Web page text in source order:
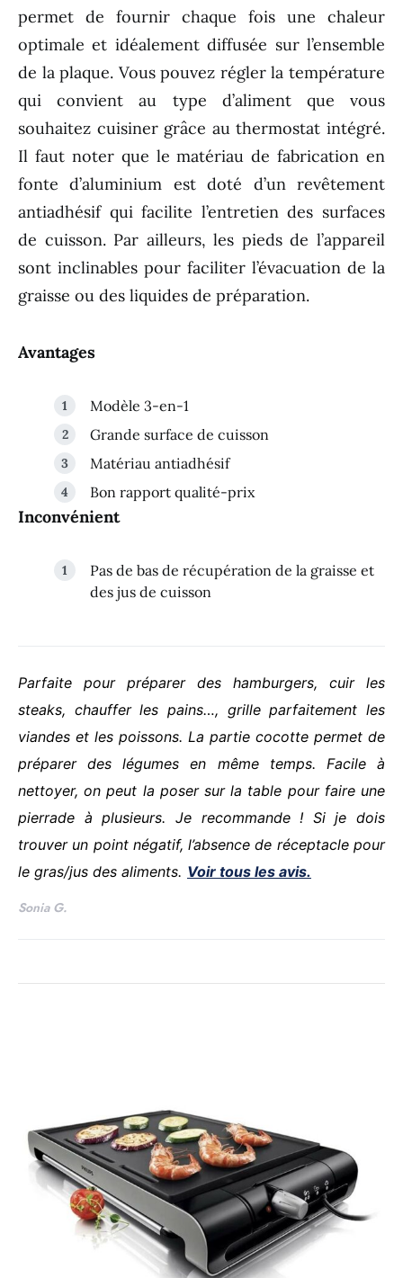
permet de fournir chaque fois une chaleur
optimale et idéalement diffusée sur l’ensemble
de la plaque. Vous pouvez régler la température
qui convient au type d’aliment que vous
souhaitez cuisiner grâce au thermostat intégré.
Il faut noter que le matériau de fabrication en
fonte d’aluminium est doté d’un revêtement
antiadhésif qui facilite l’entretien des surfaces
de cuisson. Par ailleurs, les pieds de l’appareil
sont inclinables pour faciliter l’évacuation de la
graisse ou des liquides de préparation.
Avantages
Modèle 3-en-1
Grande surface de cuisson
Matériau antiadhésif
Bon rapport qualité-prix
Inconvénient
Pas de bas de récupération de la graisse et
des jus de cuisson
Parfaite pour préparer des hamburgers, cuir les
steaks, chauffer les pains…, grille parfaitement les
viandes et les poissons. La partie cocotte permet de
préparer des légumes en même temps. Facile à
nettoyer, on peut la poser sur la table pour faire une
pierrade à plusieurs. Je recommande ! Si je dois
trouver un point négatif, l’absence de réceptacle pour
le gras/jus des aliments. Voir tous les avis.
Sonia G.